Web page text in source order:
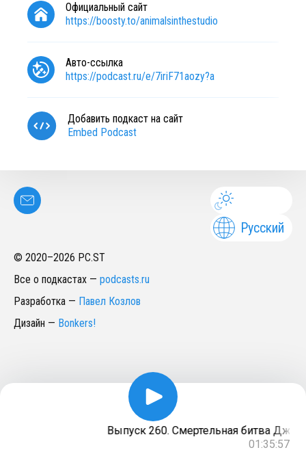
Официальный сайт
https://boosty.to/animalsinthestudio
Авто-ссылка
https://podcast.ru/e/7iriF71aozy?a
Добавить подкаст на сайт
Embed Podcast
Русский
© 2020–2026 PC.ST
Все о подкастах — podcasts.ru
Разработка — Павел Козлов
Дизайн — Bonkers!
Выпуск 260. Смертельная битва
01:35:57